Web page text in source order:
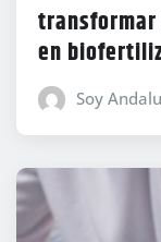
en
Soy